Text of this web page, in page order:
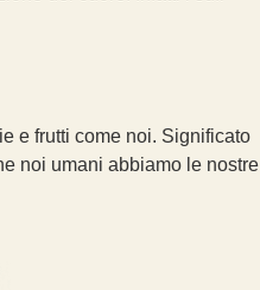
e frutti come noi. Significato
noi umani abbiamo le nostre